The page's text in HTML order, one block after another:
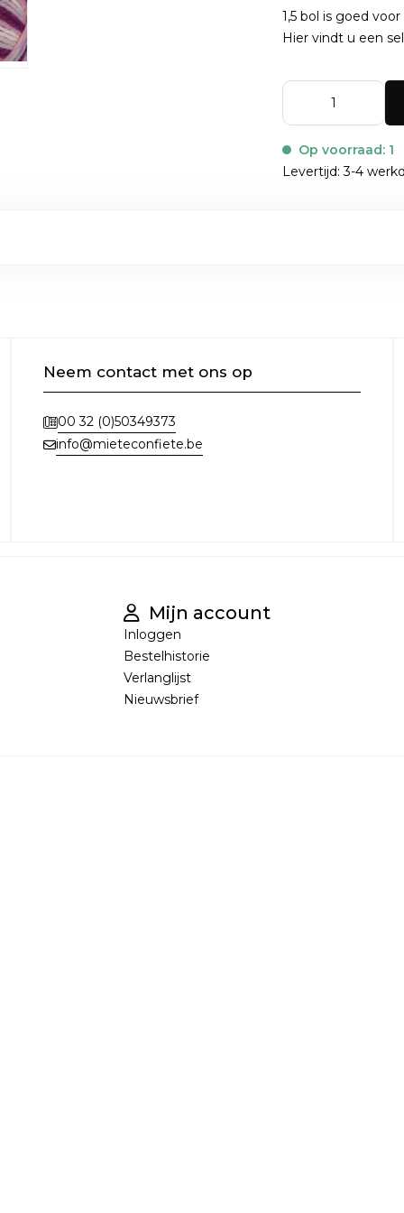
1,5 bol is goed
Hier vindt u een
Op voorraad: 1
Levertijd: 3-4
Neem contact met ons op
00 32 (0)50349373
info@mieteconfiete.be
Mijn account
Inloggen
Bestelhistorie
Verlanglijst
Nieuwsbrief